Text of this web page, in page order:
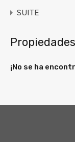
SUITE
¡No se ha